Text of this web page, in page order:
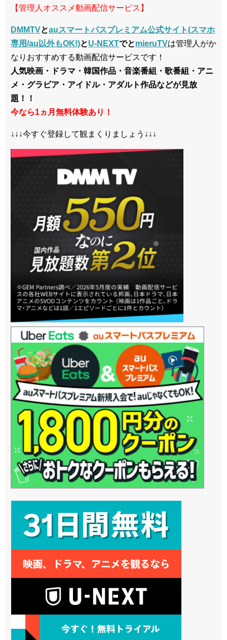
【管理人オススメ動画配信サービス】
DMMTVとauスマートパスプレミアム公式サイト(スマホ
専用/au以外もOK!)とU-NEXTでとmieruTVは管理人がか
なりおすすめする動画配信サービスです！
人気映画・ドラマ・韓国作品・音楽番組・歌番組・アニ
メ・グラビア・アイドル・アダルト作品などが見放
題！！
今なら1ヵ月無料体験あり！
↓↓↓今すぐ登録して観まくりましょう↓↓↓